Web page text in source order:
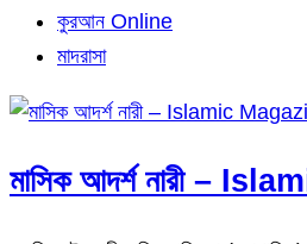
কুরআন Online
মাদরাসা
মাসিক আদর্শ নারী –